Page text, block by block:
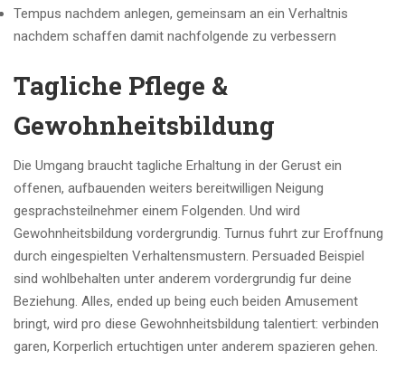
Tempus nachdem anlegen, gemeinsam an ein Verhaltnis
nachdem schaffen damit nachfolgende zu verbessern
Tagliche Pflege &
Gewohnheitsbildung
Die Umgang braucht tagliche Erhaltung in der Gerust ein
offenen, aufbauenden weiters bereitwilligen Neigung
gesprachsteilnehmer einem Folgenden. Und wird
Gewohnheitsbildung vordergrundig. Turnus fuhrt zur Eroffnung
durch eingespielten Verhaltensmustern. Persuaded Beispiel
sind wohlbehalten unter anderem vordergrundig fur deine
Beziehung. Alles, ended up being euch beiden Amusement
bringt, wird pro diese Gewohnheitsbildung talentiert: verbinden
garen, Korperlich ertuchtigen unter anderem spazieren gehen.